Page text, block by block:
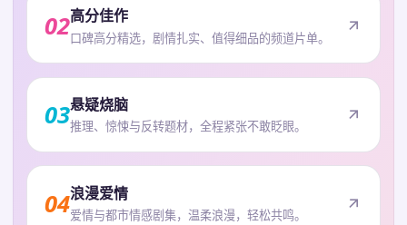
02高分佳作
口碑高分精选，剧情扎实、值得细品的频道片单。
03悬疑烧脑
推理、惊悚与反转题材，全程紧张不敢眨眼。
04浪漫爱情
爱情与都市情感剧集，温柔浪漫，轻松共鸣。